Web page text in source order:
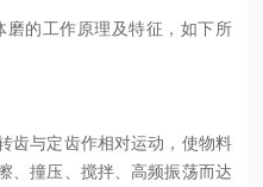
的工作原理及特征，如下所
与定齿作相对运动，使物料
、撞压、搅拌、高频振荡而达